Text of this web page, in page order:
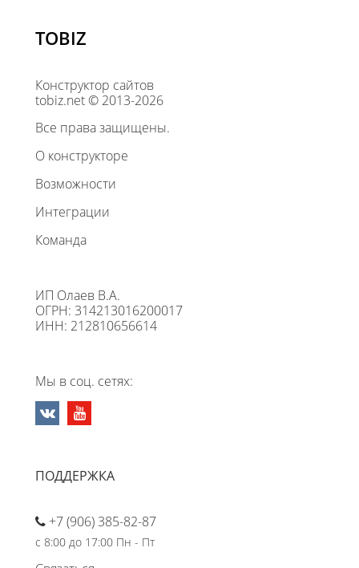
TOBIZ
Конструктор сайтов
tobiz.net © 2013-2026
Все права защищены.
О конструкторе
Возможности
Интеграции
Команда
ИП Олаев В.А.
ОГРН: 314213016200017
ИНН: 212810656614
Мы в соц. сетях:
ПОДДЕРЖКА
+7 (906) 385-82-87
с 8:00 до 17:00 Пн - Пт